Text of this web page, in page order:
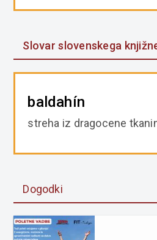
Slovar slovenskega
baldahín
streha iz dragocene
Dogodki